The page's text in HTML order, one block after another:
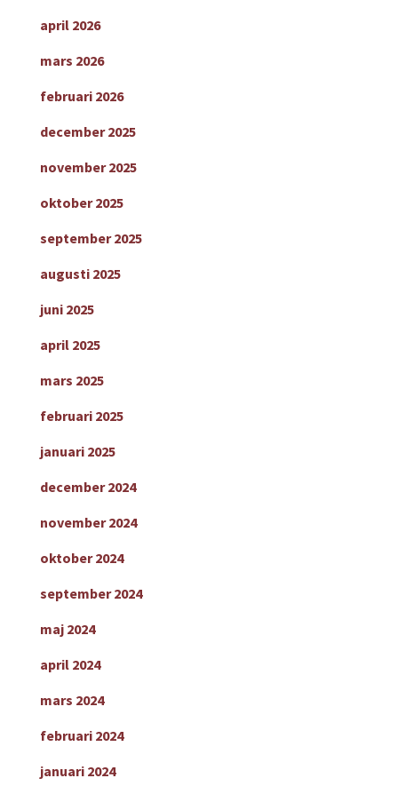
april 2026
mars 2026
februari 2026
december 2025
november 2025
oktober 2025
september 2025
augusti 2025
juni 2025
april 2025
mars 2025
februari 2025
januari 2025
december 2024
november 2024
oktober 2024
september 2024
maj 2024
april 2024
mars 2024
februari 2024
januari 2024